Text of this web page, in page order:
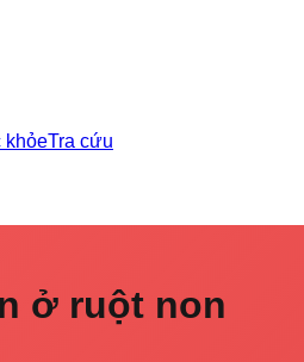
khỏeTra cứu
ở ruột non